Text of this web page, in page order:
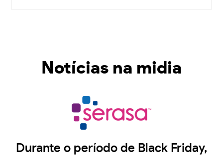
Notícias na midia
Durante o período de Black Friday,